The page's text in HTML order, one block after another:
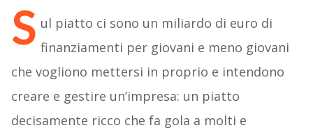
S ul piatto ci sono un miliardo di euro di
finanziamenti per giovani e meno giovani
che vogliono mettersi in proprio e intendono
creare e gestire un’impresa: un piatto
decisamente ricco che fa gola a molti e